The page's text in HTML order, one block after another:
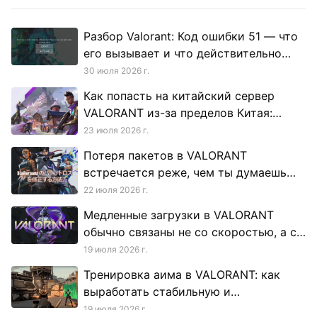
Разбор Valorant: Код ошибки 51 — что
его вызывает и что действительно
помогает исправить
30 июля 2026 г.
Как попасть на китайский сервер
VALORANT из-за пределов Китая:
реалистичный взгляд
23 июля 2026 г.
Потеря пакетов в VALORANT
встречается реже, чем ты думаешь
(благодаря Riot Direct)
22 июля 2026 г.
Медленные загрузки в VALORANT
обычно связаны не со скоростью, а со
стабильностью
19 июля 2026 г.
Тренировка аима в VALORANT: как
выработать стабильную и